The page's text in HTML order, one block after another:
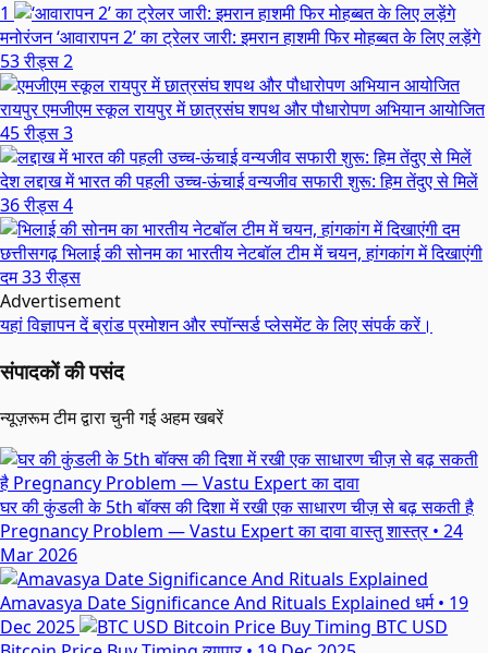
1
मनोरंजन‘आवारापन 2’ का ट्रेलर जारी: इमरान हाशमी फिर मोहब्बत के लिए लड़ेंगे
53 रीड्स2
रायपुरएमजीएम स्कूल रायपुर में छात्रसंघ शपथ और पौधारोपण अभियान आयोजित
45 रीड्स3
देशलद्दाख में भारत की पहली उच्च-ऊंचाई वन्यजीव सफारी शुरू: हिम तेंदुए से मिलें
36 रीड्स4
छत्तीसगढ़भिलाई की सोनम का भारतीय नेटबॉल टीम में चयन, हांगकांग में दिखाएंगी
दम33 रीड्स
Advertisement
यहां विज्ञापन देंब्रांड प्रमोशन और स्पॉन्सर्ड प्लेसमेंट के लिए संपर्क करें।
संपादकों की पसंद
न्यूज़रूम टीम द्वारा चुनी गई अहम खबरें
घर की कुंडली के 5th बॉक्स की दिशा में रखी एक साधारण चीज़ से बढ़ सकती है
Pregnancy Problem — Vastu Expert का दावावास्तु शास्त्र • 24
Mar 2026
Amavasya Date Significance And Rituals Explained धर्म • 19
Dec 2025
BTC USD